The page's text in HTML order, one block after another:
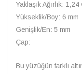
Yaklaşık Ağırlık: 1,24
Yükseklik/Boy: 6 mm
Genişlik/En: 5 mm
Çap:
Bu yüzüğün farklı